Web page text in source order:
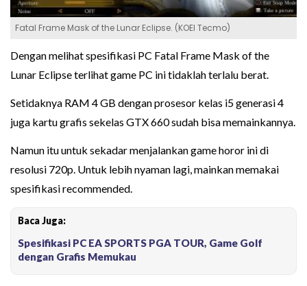
Fatal Frame Mask of the Lunar Eclipse. (KOEI Tecmo)
Dengan melihat spesifikasi PC Fatal Frame Mask of the
Lunar Eclipse terlihat game PC ini tidaklah terlalu berat.
Setidaknya RAM 4 GB dengan prosesor kelas i5 generasi 4
juga kartu grafis sekelas GTX 660 sudah bisa memainkannya.
Namun itu untuk sekadar menjalankan game horor ini di
resolusi 720p. Untuk lebih nyaman lagi, mainkan memakai
spesifikasi recommended.
Baca Juga:
Spesifikasi PC EA SPORTS PGA TOUR, Game Golf
dengan Grafis Memukau